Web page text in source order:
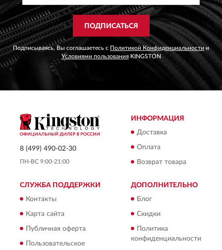
ПОДПИСАТЬСЯ
Подписываясь, Вы соглашаетесь с Политикой Конфиденциальности и
Условиями пользованияKINGSTON
8 (499) 490-02-30
ПН-ВС 9:00-21:00
ИНФОРМАЦИЯ
Доставка
Оплата
Возврат товара
СЛУЖБА ПОДДЕРЖКИ
Контакты
Карта сайта
Публичная оферта
Пользовательское
ДОПОЛНИТЕЛЬНО
Блог
Скидки
Политика
конфиденциальности